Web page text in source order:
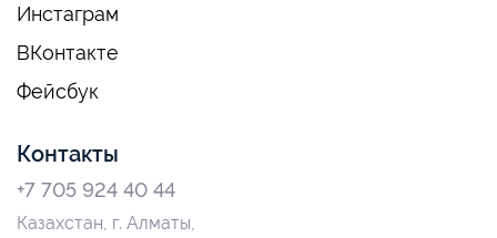
Инстаграм
ВКонтакте
Фейсбук
Контакты
+7 705 924 40 44
Казахстан, г. Алматы,